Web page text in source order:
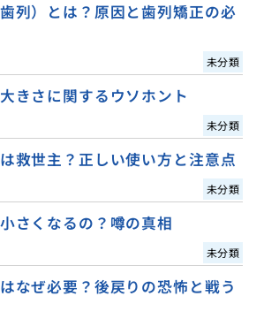
列）とは？原因と歯列矯正の必
未分類
きさに関するウソホント
未分類
救世主？正しい使い方と注意点
未分類
さくなるの？噂の真相
未分類
なぜ必要？後戻りの恐怖と戦う